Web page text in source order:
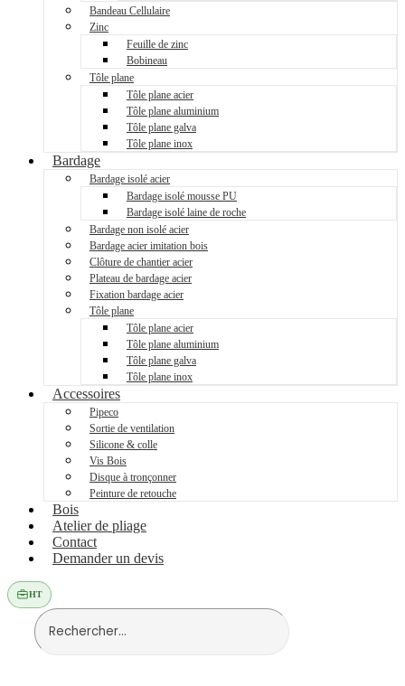
Bandeau Cellulaire
Zinc
Feuille de zinc
Bobineau
Tôle plane
Tôle plane acier
Tôle plane aluminium
Tôle plane galva
Tôle plane inox
Bardage
Bardage isolé acier
Bardage isolé mousse PU
Bardage isolé laine de roche
Bardage non isolé acier
Bardage acier imitation bois
Clôture de chantier acier
Plateau de bardage acier
Fixation bardage acier
Tôle plane
Tôle plane acier
Tôle plane aluminium
Tôle plane galva
Tôle plane inox
Accessoires
Pipeco
Sortie de ventilation
Silicone & colle
Vis Bois
Disque à tronçonner
Peinture de retouche
Bois
Atelier de pliage
Contact
Demander un devis
HT